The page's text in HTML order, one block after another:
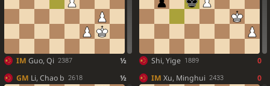
IM Guo, Qi 2387 ½ Shi, Yige 1889
0
GM Li, Chao b 2618 ½ IM Xu, Minghui 2433 0